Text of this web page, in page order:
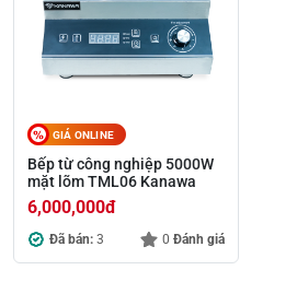
GIÁ ONLINE
Bếp từ công nghiệp 5000W
mặt lõm TML06 Kanawa
6,000,000đ
Đã bán: 3 0 Đánh giá